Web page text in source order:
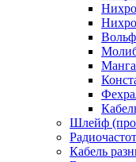
Шлейф
Кабель